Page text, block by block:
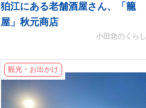
狛江にある老舗酒屋さん、「籠
屋」秋元商店
小田急のくらし
観光・お出かけ